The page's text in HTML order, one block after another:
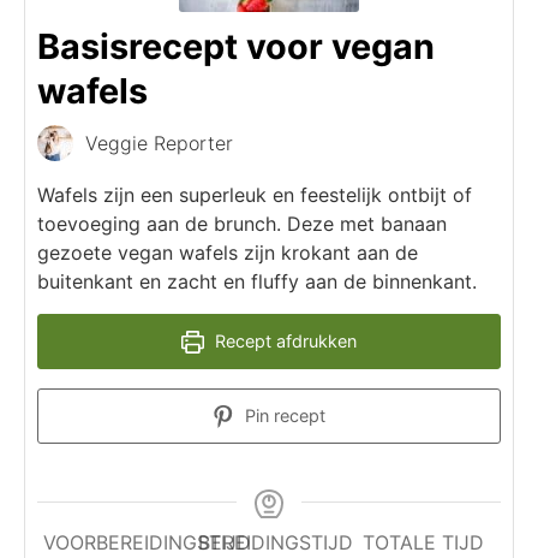
Basisrecept voor vegan
wafels
Veggie Reporter
Wafels zijn een superleuk en feestelijk ontbijt of
toevoeging aan de brunch. Deze met banaan
gezoete vegan wafels zijn krokant aan de
buitenkant en zacht en fluffy aan de binnenkant.
Recept afdrukken
Pin recept
VOORBEREIDINGSTIJDBEREIDINGSTIJD TOTALE TIJD